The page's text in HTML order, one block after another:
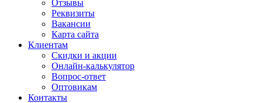
Отзывы
Реквизиты
Вакансии
Карта сайта
Клиентам
Скидки и акции
Онлайн-калькулятор
Вопрос-ответ
Оптовикам
Контакты